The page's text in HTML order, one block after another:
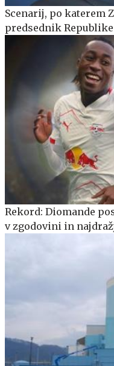
Scenarij, po katerem
predsednik
Rekord: Diomande
v zgodovini in